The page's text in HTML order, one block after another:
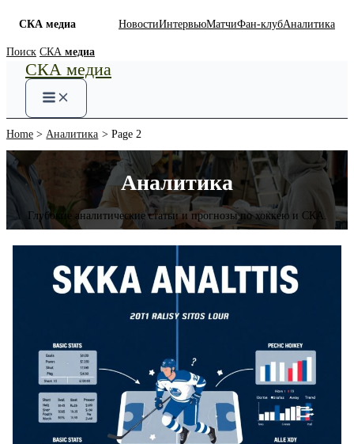
СКА медиа НовостиИнтервьюМатчиФан-клубАналитика
Skip
content
Поиск СКА медиа
СКА медиа
Home Аналитика Page 2
Аналитика
Глубокие аналитические статьи и прогнозы по хоккею и СКА.